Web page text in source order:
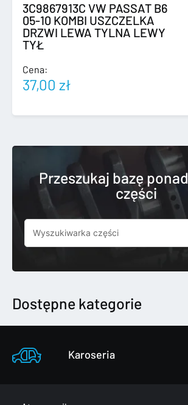
3C9867913C VW PASSAT B6
05-10 KOMBI USZCZELKA
DRZWI LEWA TYLNA LEWY
TYŁ
Cena:
37,00 zł
Przeszukaj bazę ponad
części
Szukaj
Dostępne kategorie
Karoseria